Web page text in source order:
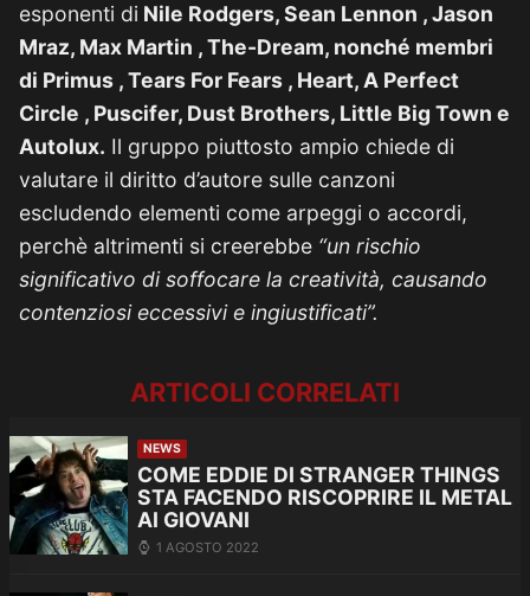
esponenti di Nile Rodgers, Sean Lennon , Jason
Mraz, Max Martin , The-Dream, nonché membri
di Primus , Tears For Fears , Heart, A Perfect
Circle , Puscifer, Dust Brothers, Little Big Town e
Autolux. Il gruppo piuttosto ampio chiede di
valutare il diritto d’autore sulle canzoni
escludendo elementi come arpeggi o accordi,
perchè altrimenti si creerebbe “un rischio
significativo di soffocare la creatività, causando
contenziosi eccessivi e ingiustificati”.
ARTICOLI CORRELATI
NEWS
COME EDDIE DI STRANGER THINGS
STA FACENDO RISCOPRIRE IL METAL
AI GIOVANI
1 AGOSTO 2022